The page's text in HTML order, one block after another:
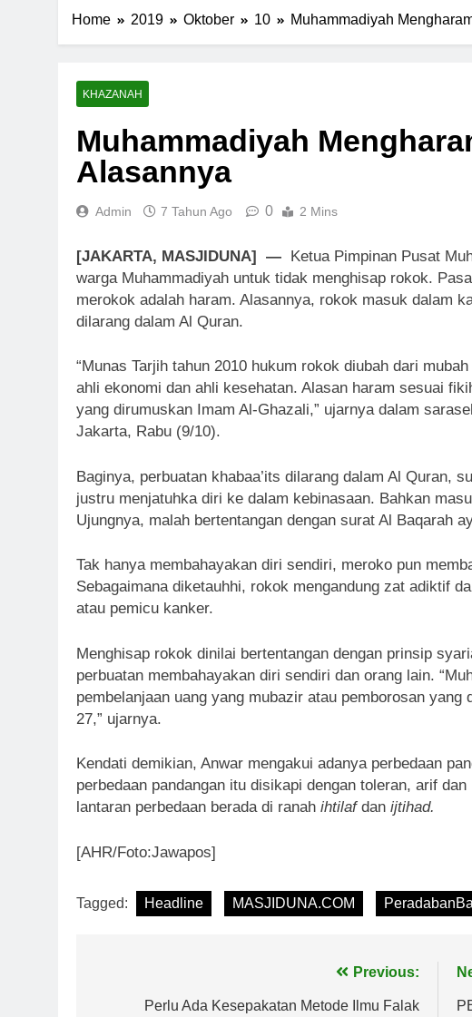
Home 2019 Oktober 10 Muhammadiyah
KHAZANAH
Muhammadiyah
Alasannya
Admin 7 Tahun Ago 0 2 Mins
[JAKARTA, MASJIDUNA] — Ketua Pimpinan Pusat
warga Muhammadiyah untuk tidak menghisap rokok.
merokok adalah haram. Alasannya, rokok masuk dalam
dilarang dalam Al Quran.
“Munas Tarjih tahun 2010 hukum rokok diubah dari
ahli ekonomi dan ahli kesehatan. Alasan haram sesuai
yang dirumuskan Imam Al-Ghazali,” ujarnya dalam
Jakarta, Rabu (9/10).
Baginya, perbuatan khabaa’its dilarang dalam Al Quran,
justru menjatuhka diri ke dalam kebinasaan. Bahkan
Ujungnya, malah bertentangan dengan surat Al Baqarah
Tak hanya membahayakan diri sendiri, meroko pun
Sebagaimana diketauhhi, rokok mengandung zat adiktif
atau pemicu kanker.
Menghisap rokok dinilai bertentangan dengan prinsip
perbuatan membahayakan diri sendiri dan orang lain.
pembelanjaan uang yang mubazir atau pemborosan
27,” ujarnya.
Kendati demikian, Anwar mengakui adanya perbedaan
perbedaan pandangan itu disikapi dengan toleran, arif
lantaran perbedaan berada di ranah ihtilafdan ijtihad.
[AHR/Foto:Jawapos]
Tagged: Headline MASJIDUNA.COM
Previous:
Perlu Ada Kesepakatan Metode Ilmu Falak